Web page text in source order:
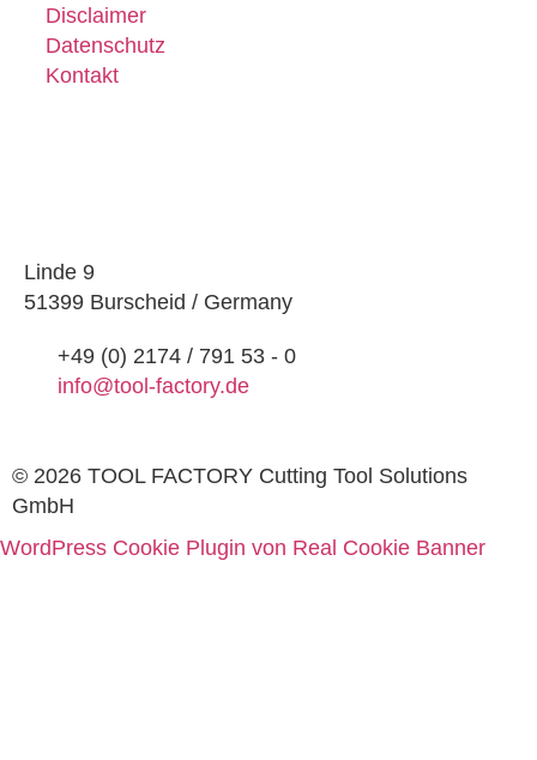
Disclaimer
Datenschutz
Kontakt
Linde 9
51399 Burscheid / Germany
+49 (0) 2174 / 791 53 - 0
info@tool-factory.de
© 2026 TOOL FACTORY Cutting Tool Solutions
GmbH
WordPress Cookie Plugin von Real Cookie Banner